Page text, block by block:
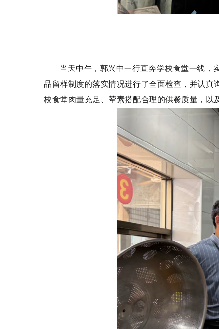
当天中午，郭兴中一行直奔学校食堂一线，
品留样制度的落实情况进行了全面检查，并认真
校食堂肉量充足、荤素搭配合理的供餐质量，以